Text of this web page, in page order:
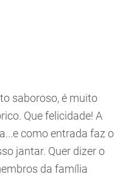
saboroso, é muito
Que felicidade! A
como entrada faz o
jantar. Quer dizer o
da família